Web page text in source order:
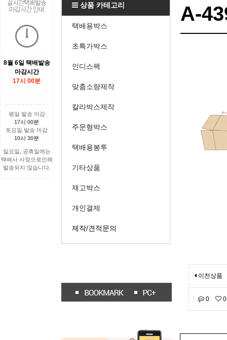
8월 6일 택배발송
마감시간
17시 00분
평일 발송 마감
17시 00분
토요일 발송 마감
10시 30분
일요일, 공휴일에는
택배사 사정으로인해
발송되지 않습니다.
상품 카테고리
택배용박스
초특가박스
인디스팩
맞춤소량제작
칼라박스제작
주문형박스
택배용봉투
기타상품
재고박스
개인결제
제작/견적문의
A-
이전상품
0 0